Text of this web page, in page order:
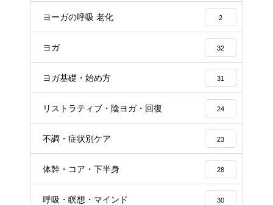
ヨーガの呼吸 老化 2
ヨガ 32
ヨガ基礎・始め方 31
リストラティブ・陰ヨガ・回復 24
不調・症状別ケア 23
体幹・コア・下半身 28
呼吸・瞑想・マインド 30